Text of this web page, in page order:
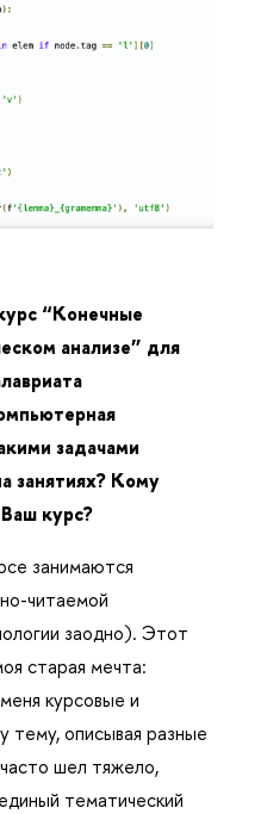
“Конечные
анализе” для
задачами
занятиях? Кому
курс?
занимаются
читаемой
заодно). Этот
старая мечта:
курсовые и
тему, описывая разные
шел тяжело,
тематический